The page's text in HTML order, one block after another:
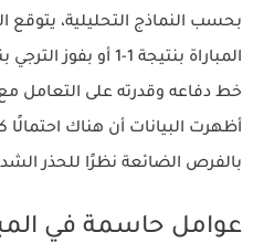
بحسب النماذج التحليلية، يتوقع
خط دفاعه وقدرته على التعامل
أظهرت البيانات أن هناك احتمالًا
بالفرص الضائعة نظرًا للحذر
عوامل حاسمة في